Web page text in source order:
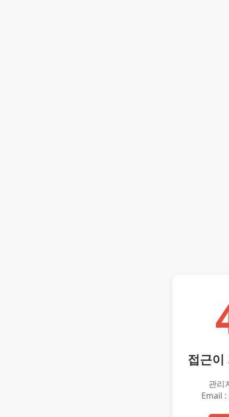
접근이
관리
Email